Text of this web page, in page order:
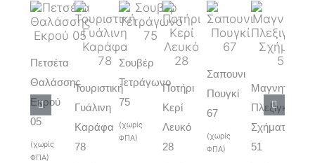
Πετσέτα
Θαλάσσης
Εκρού
05
(χωρίς
ΦΠΑ)
Τουριστική
Γυάλινη
Καράφα
78
Σουβέρ
Τετράγωνο
75
(χωρίς
ΦΠΑ)
Ποτήρι
Κερί
Λευκό
28
Σαπουνι
Πουγκί
67
(χωρίς
ΦΠΑ)
Μαγνητάκι
Πλεξιγκλας
Σχήματα
51